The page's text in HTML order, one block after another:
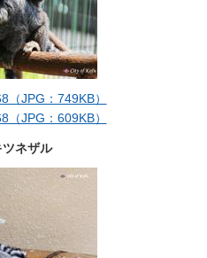
JPG：749KB）
JPG：609KB）
ツネザル